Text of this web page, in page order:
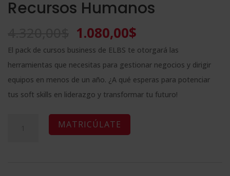
Recursos Humanos
El
precio
original
era:
4.320,00$.
1.080,00$
precio
actual
es:
1.080,00$.
El pack de cursos business de ELBS te otorgará las
herramientas que necesitas para gestionar negocios y dirigir
equipos en menos de un año. ¿A qué esperas para potenciar
tus soft skills en liderazgo y transformar tu futuro!
MATRICÚLATE